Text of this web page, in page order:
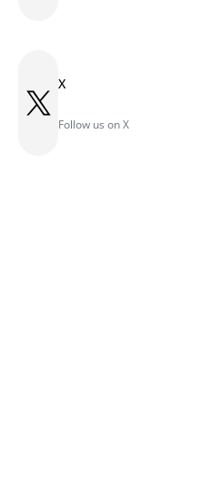
X X
Follow us on X